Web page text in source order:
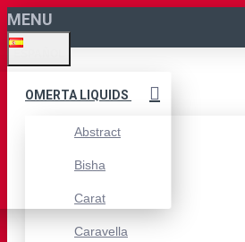
MENU
OMERTA LIQUIDS
Abstract
Bisha
Carat
Caravella